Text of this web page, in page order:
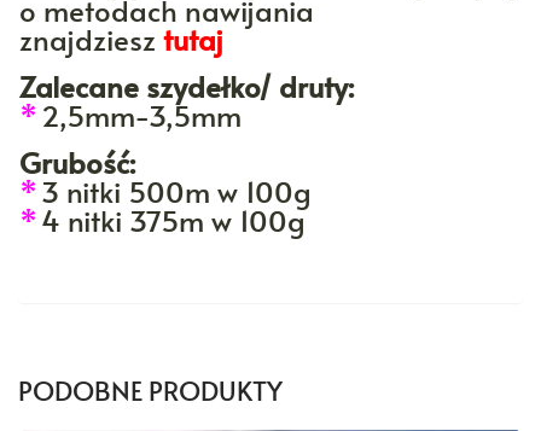
o metodach nawijania
znajdziesz tutaj
Zalecane szydełko/ druty:
* 2,5mm-3,5mm
Grubość:
*3 nitki 500m w 100g
*4 nitki 375m w 100g
PODOBNE PRODUKTY